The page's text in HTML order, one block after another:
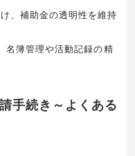
、補助金の透明性を維持
名簿管理や活動記録の精
手続き～よくある